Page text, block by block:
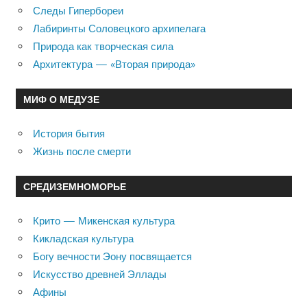
Следы Гипербореи
Лабиринты Соловецкого архипелага
Природа как творческая сила
Архитектура — «Вторая природа»
МИФ О МЕДУЗЕ
История бытия
Жизнь после смерти
СРЕДИЗЕМНОМОРЬЕ
Крито — Микенская культура
Кикладская культура
Богу вечности Эону посвящается
Искусство древней Эллады
Афины